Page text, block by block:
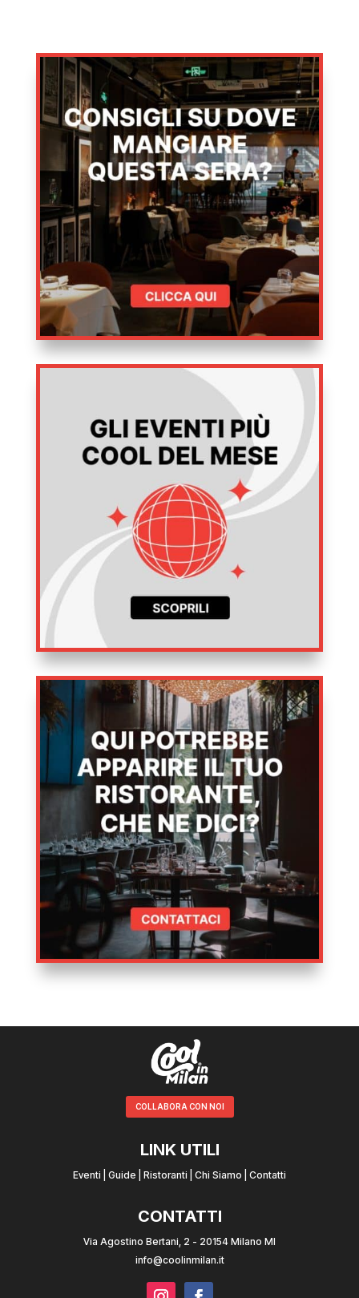
COLLABORA CON NOI
LINK UTILI
Eventi Guide Ristoranti Chi Siamo Contatti
CONTATTI
Via Agostino Bertani, 2 - 20154 Milano MI
info@coolinmilan.it